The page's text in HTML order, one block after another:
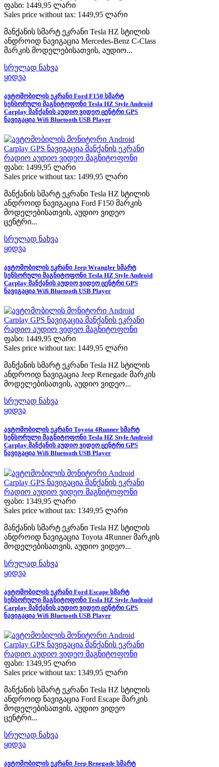
ფასი: 1449,95 ლარი
Sales price without tax: 1449,95 ლარი
მანქანის სმარტ ეკრანი Tesla HZ სტილის
ანდროიდ ნავიგაცია Mercedes-Benz C-Class
მარკის მოდელებისათვის, აუდიო...
სრულად ნახვა
ყიდვა
ავტომობილის ეკრანი Ford F150 სმარტ
სენსორული მაგნიტოფონი Tesla HZ Style Android
Carplay მანქანის აუდიო ვიდეო ცენტრი GPS
ნავიგაცია Wifi Bluetooth USB Player
ფასი: 1499,95 ლარი
Sales price without tax: 1499,95 ლარი
მანქანის სმარტ ეკრანი Tesla HZ სტილის
ანდროიდ ნავიგაცია Ford F150 მარკის
მოდელებისათვის, აუდიო ვიდეო
ცენტრი...
სრულად ნახვა
ყიდვა
ავტომობილის ეკრანი Jeep Wrangler სმარტ
სენსორული მაგნიტოფონი Tesla HZ Style Android
Carplay მანქანის აუდიო ვიდეო ცენტრი GPS
ნავიგაცია Wifi Bluetooth USB Player
ფასი: 1449,95 ლარი
Sales price without tax: 1449,95 ლარი
მანქანის სმარტ ეკრანი Tesla HZ სტილის
ანდროიდ ნავიგაცია Jeep Renegade მარკის
მოდელებისათვის, აუდიო ვიდეო...
სრულად ნახვა
ყიდვა
ავტომობილის ეკრანი Toyota 4Runner სმარტ
სენსორული მაგნიტოფონი Tesla HZ Style Android
Carplay მანქანის აუდიო ვიდეო ცენტრი GPS
ნავიგაცია Wifi Bluetooth USB Player
ფასი: 1349,95 ლარი
Sales price without tax: 1349,95 ლარი
მანქანის სმარტ ეკრანი Tesla HZ სტილის
ანდროიდ ნავიგაცია Toyota 4Runner მარკის
მოდელებისათვის, აუდიო ვიდეო...
სრულად ნახვა
ყიდვა
ავტომობილის ეკრანი Ford Escape სმარტ
სენსორული მაგნიტოფონი Tesla HZ Style Android
Carplay მანქანის აუდიო ვიდეო ცენტრი GPS
ნავიგაცია Wifi Bluetooth USB Player
ფასი: 1349,95 ლარი
Sales price without tax: 1349,95 ლარი
მანქანის სმარტ ეკრანი Tesla HZ სტილის
ანდროიდ ნავიგაცია Ford Escape მარკის
მოდელებისათვის, აუდიო ვიდეო
ცენტრი...
სრულად ნახვა
ყიდვა
ავტომობილის ეკრანი Jeep Renegade სმარტ